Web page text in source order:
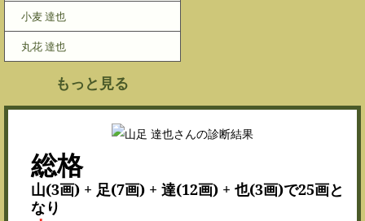
小麦 達也
丸花 達也
もっと見る
総格
山(3画) + 足(7画) + 達(12画) + 也(3画)で25画と
なり